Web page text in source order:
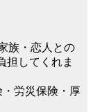
族・恋人との
担してくれま
労災保険・厚